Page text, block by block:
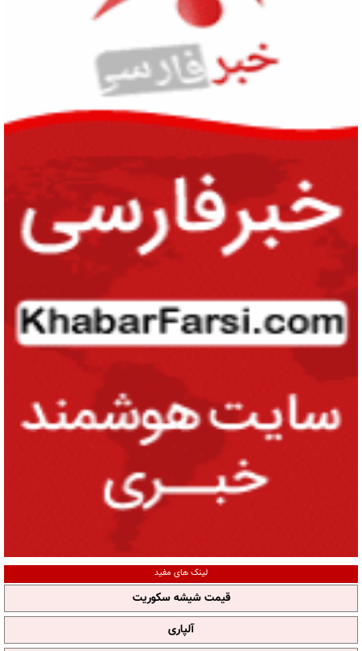
لینک های مفید
قیمت شیشه سکوریت
آلپاری